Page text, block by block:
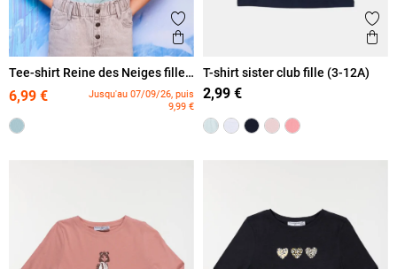
Ajouter aux favoris
Aperçu rapide
Tee-shirt Reine des Neiges fille
6,99 €
Jusqu'au 07/09/26, puis
9,99 €
T-shirt sister club fille (3-12A)
2,99 €